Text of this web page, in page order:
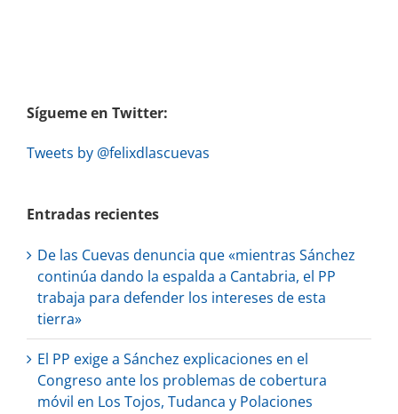
Sígueme en Twitter:
Tweets by @felixdlascuevas
Entradas recientes
De las Cuevas denuncia que «mientras Sánchez
continúa dando la espalda a Cantabria, el PP
trabaja para defender los intereses de esta
tierra»
El PP exige a Sánchez explicaciones en el
Congreso ante los problemas de cobertura
móvil en Los Tojos, Tudanca y Polaciones